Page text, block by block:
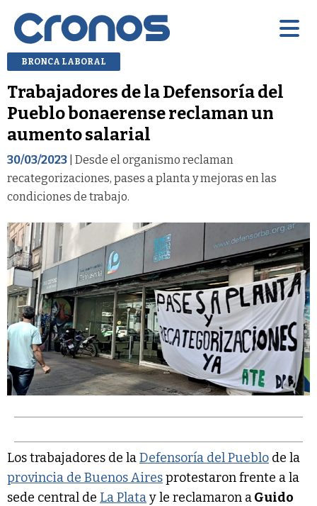
BRONCA LABORAL
Trabajadores de la Defensoría del
Pueblo bonaerense reclaman un
aumento salarial
30/03/2023 | Desde el organismo reclaman
recategorizaciones, pases a planta y mejoras en las
condiciones de trabajo.
Los trabajadores de laDefensoría del Pueblo de la
provincia de Buenos Airesprotestaron frente a la
sede central de La Platay le reclamaron aGuido